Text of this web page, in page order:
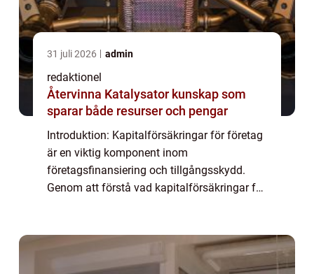
31 juli 2026 admin
redaktionel
Återvinna Katalysator kunskap som
sparar både resurser och pengar
Introduktion: Kapitalförsäkringar för företag
är en viktig komponent inom
företagsfinansiering och tillgångsskydd.
Genom att förstå vad kapitalförsäkringar för